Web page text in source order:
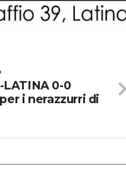
LATINA 0-0
i nerazzurri di